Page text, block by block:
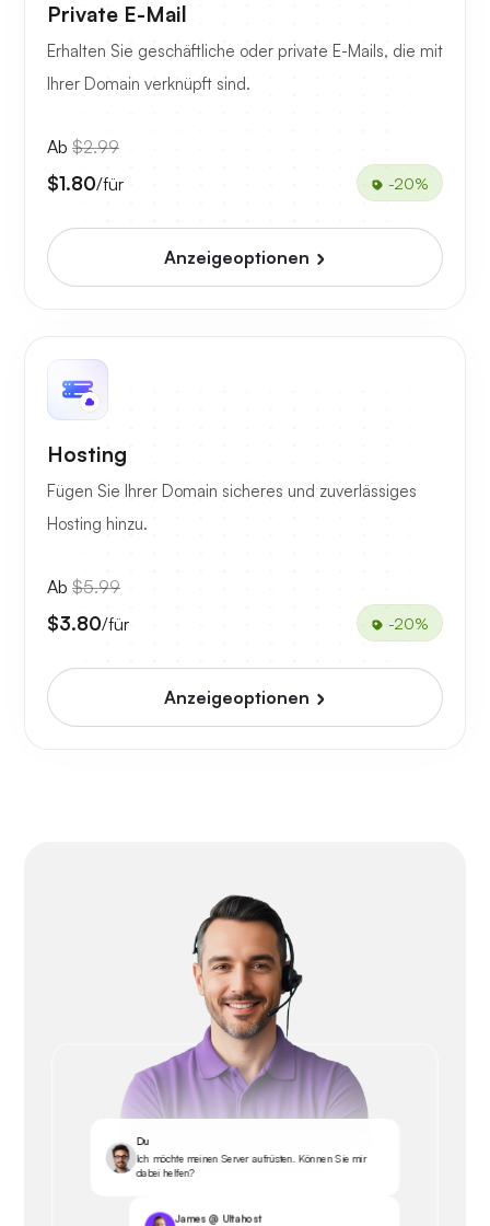
Private E-Mail
Erhalten Sie geschäftliche oder private E-Mails, die mit
Ihrer Domain verknüpft sind.
Ab $2.99
$1.80/für -20%
Anzeigeoptionen
Hosting
Fügen Sie Ihrer Domain sicheres und zuverlässiges
Hosting hinzu.
Ab $5.99
$3.80/für -20%
Anzeigeoptionen
Du
Ich möchte meinen Server aufrüsten. Können Sie mir
dabei helfen?
James @ Ultahost